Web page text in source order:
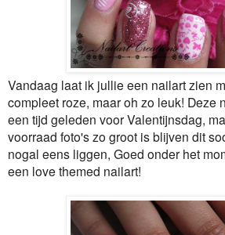
Vandaag laat ik jullie een nailart zien
compleet roze, maar oh zo leuk! Deze
een tijd geleden voor Valentijnsdag,
voorraad foto's zo groot is blijven dit
nogal eens liggen, Goed onder het
een love themed nailart!